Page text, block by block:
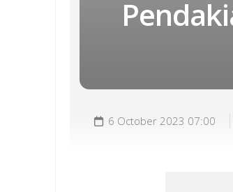
6 October 2023 07:00